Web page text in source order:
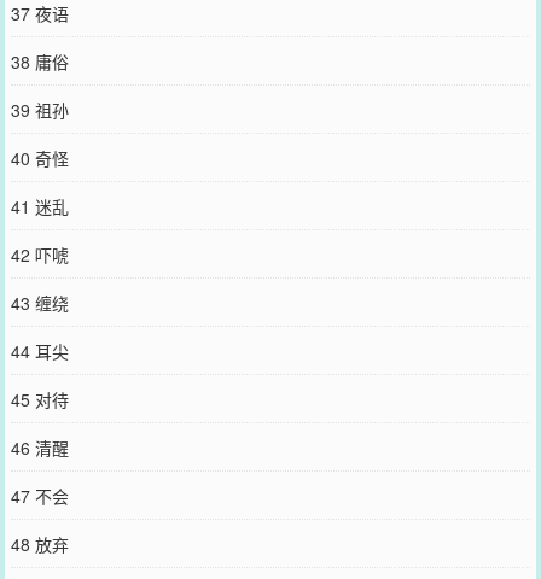
37 夜语
38 庸俗
39 祖孙
40 奇怪
41 迷乱
42 吓唬
43 缠绕
44 耳尖
45 对待
46 清醒
47 不会
48 放弃